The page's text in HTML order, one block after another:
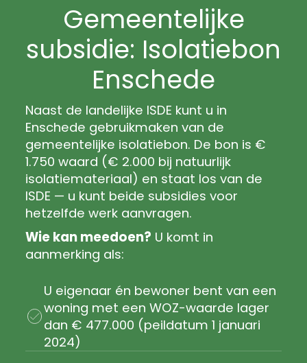
Gemeentelijke
subsidie: Isolatiebon
Enschede
Naast de landelijke ISDE kunt u in
Enschede gebruikmaken van de
gemeentelijke isolatiebon. De bon is €
1.750 waard (€ 2.000 bij natuurlijk
isolatiemateriaal) en staat los van de
ISDE — u kunt beide subsidies voor
hetzelfde werk aanvragen.
Wie kan meedoen? U komt in
aanmerking als:
U eigenaar én bewoner bent van een
woning met een WOZ-waarde lager
dan € 477.000 (peildatum 1 januari
2024)